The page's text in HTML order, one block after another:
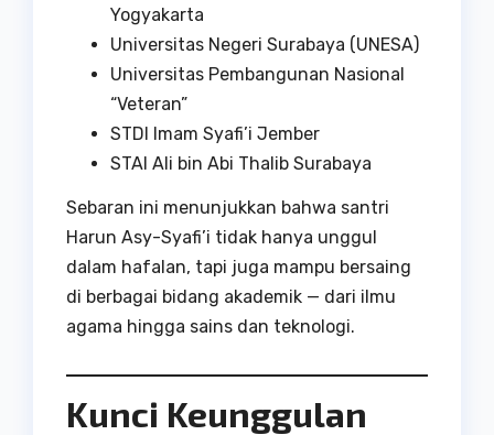
Yogyakarta
Universitas Negeri Surabaya (UNESA)
Universitas Pembangunan Nasional
“Veteran”
STDI Imam Syafi’i Jember
STAI Ali bin Abi Thalib Surabaya
Sebaran ini menunjukkan bahwa santri
Harun Asy-Syafi’i tidak hanya unggul
dalam hafalan, tapi juga mampu bersaing
di berbagai bidang akademik — dari ilmu
agama hingga sains dan teknologi.
Kunci Keunggulan